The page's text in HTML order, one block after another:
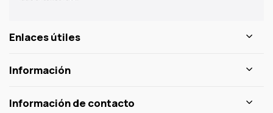
Enlaces útiles
Información
Información de contacto